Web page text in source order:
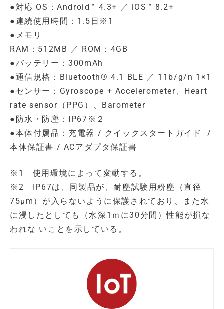
●対応 OS：Android™ 4.3+ ／ iOS™ 8.2+
●連続使用時間：1.5日※1
●メモリ
RAM：512MB ／ ROM：4GB
●バッテリー：300mAh
●通信規格：Bluetooth® 4.1 BLE ／ 11b/g/n 1×1
●センサー：Gyroscope + Accelerometer、Heart
rate sensor（PPG）、Barometer
●防水・防塵：IP67※２
●本体付属品：充電器 / クイックスタートガイド /
本体保証書 / ACアダプタ保証書
※1 使用環境によって変動する。
※2 IP67は、同製品が、耐塵試験用粉塵（直径
75μm）が入らないように保護されており、また水
に浸したとしても（水深1ｍに30分間）性能が損な
われな いことを示している。